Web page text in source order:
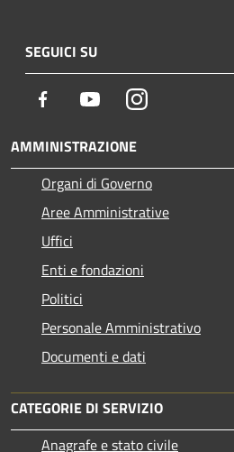
SEGUICI SU
Facebook YoutubeInstagram
AMMINISTRAZIONE
Organi di Governo
Aree Amministrative
Uffici
Enti e fondazioni
Politici
Personale Amministrativo
Documenti e dati
CATEGORIE DI SERVIZIO
Anagrafe e stato civile